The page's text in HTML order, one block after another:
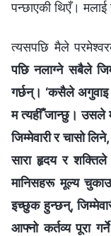
पन्छाएकी थिएँ।
त्यसपछि मैले
पछि नलाग्ने सबैले
गर्छन्। ‘कसैले
म त्यहीँ जान्छु। उसले
जिम्‍मेवारी र चासो
सारा हृदय र शक्तिले
मानिसहरू मूल्य
इच्छुक हुन्छन्,
आफ्‍नो कर्तव्य पूरा